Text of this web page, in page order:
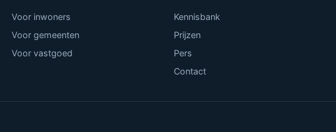
Voor inwoners
Voor gemeenten
Voor vastgoed
Kennisbank
Prijzen
Pers
Contact